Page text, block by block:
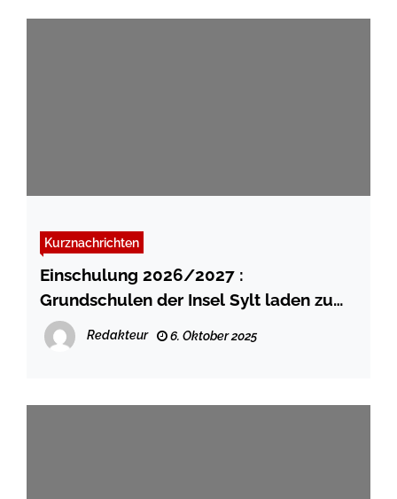
Kurznachrichten
Einschulung 2026/2027 :
Grundschulen der Insel Sylt laden zum
Tag der Offenen Türen ein
Redakteur 6. Oktober 2025